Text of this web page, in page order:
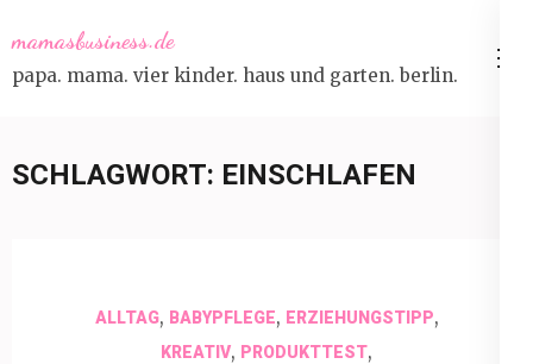
to
content
mamasbusiness.de
papa. mama. vier kinder. haus und garten. berlin.
SCHLAGWORT: EINSCHLAFEN
ALLTAG, BABYPFLEGE, ERZIEHUNGSTIPP,
KREATIV, PRODUKTTEST,